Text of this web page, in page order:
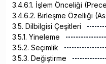
3.4.6.1. İşlem Önceliği
3.4.6.2. Birleşme Özelliği
3.5. Dilbilgisi Çeşitleri
3.5.1. Yineleme
3.5.2. Seçimlik
3.5.3. Değiştirme